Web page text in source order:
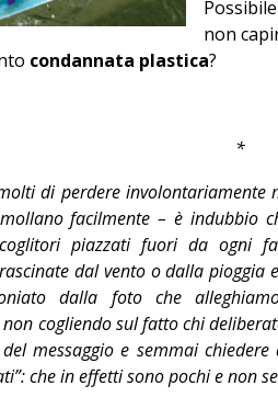
non
condannata plastica?
*
di perdere involontariamente
facilmente – è indubbio
piazzati fuori da ogni
dal vento o dalla
dalla foto che
cogliendo sul fatto chi
messaggio e semmai
che in effetti sono pochi e non